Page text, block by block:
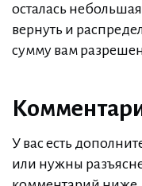
осталась
вернуть и
сумму вам
У вас есть
или нужны